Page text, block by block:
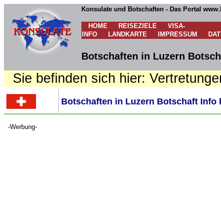
Konsulate und Botschaften - Das Portal
HOME REISEZIELE
VISA-
INFO
LANDKARTE IMPRESSUM
Botschaften in Luzern
Sie befinden sich hier:
Botschaften in Luzern Botschaft Info
-Werbung-